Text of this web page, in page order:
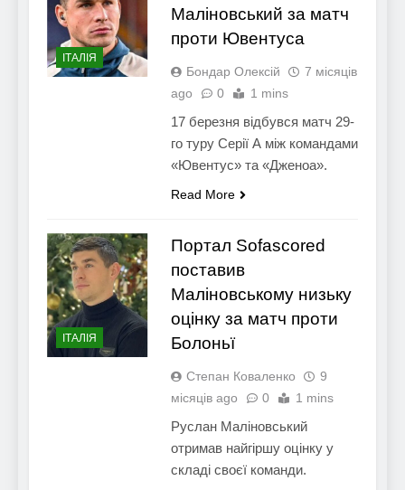
ІТАЛІЯ
Маліновський за матч
проти Ювентуса
Бондар Олексій
7 місяців
ago
0 1 mins
17 березня відбувся матч 29-
го туру Серії А між командами
«Ювентус» та «Дженоа».
Read More
ІТАЛІЯ
Портал Sofascored
поставив
Маліновському низьку
оцінку за матч проти
Болоньї
Степан Коваленко
9
місяців ago
0 1 mins
Руслан Маліновський
отримав найгіршу оцінку у
складі своєї команди.